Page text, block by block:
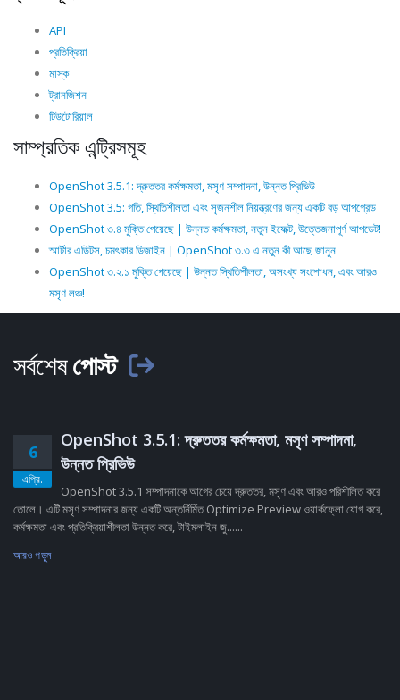
API
প্রতিক্রিয়া
মাস্ক
ট্রানজিশন
টিউটোরিয়াল
সাম্প্রতিক এন্ট্রিসমূহ
OpenShot 3.5.1: দ্রুততর কর্মক্ষমতা, মসৃণ সম্পাদনা, উন্নত প্রিভিউ
OpenShot 3.5: গতি, স্থিতিশীলতা এবং সৃজনশীল নিয়ন্ত্রণের জন্য একটি বড় আপগ্রেড
OpenShot ৩.৪ মুক্তি পেয়েছে | উন্নত কর্মক্ষমতা, নতুন ইফেক্ট, উত্তেজনাপূর্ণ আপডেট!
স্মার্টার এডিটস, চমৎকার ডিজাইন | OpenShot ৩.৩ এ নতুন কী আছে জানুন
OpenShot ৩.২.১ মুক্তি পেয়েছে | উন্নত স্থিতিশীলতা, অসংখ্য সংশোধন, এবং আরও
মসৃণ লঞ্চ!
সর্বশেষপোস্ট
6
এপ্রি.
OpenShot 3.5.1: দ্রুততর কর্মক্ষমতা, মসৃণ সম্পাদনা,
উন্নত প্রিভিউ
OpenShot 3.5.1 সম্পাদনাকে আগের চেয়ে দ্রুততর, মসৃণ এবং আরও পরিশীলিত করে
তোলে। এটি মসৃণ সম্পাদনার জন্য একটি অন্তর্নির্মিত Optimize Preview ওয়ার্কফ্লো যোগ করে,
কর্মক্ষমতা এবং প্রতিক্রিয়াশীলতা উন্নত করে, টাইমলাইন জু......
আরও পড়ুন